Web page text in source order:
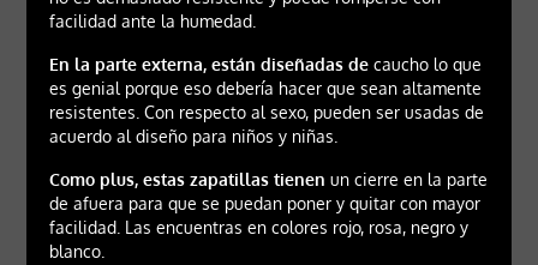
facilidad ante la humedad.
En la parte externa, están diseñadas decaucho lo que
es genial porque eso debería hacer que sean altamente
resistentes. Con respecto al sexo, pueden ser usadas de
acuerdo al diseño para niños y niñas.
Como plus, estas zapatillas tienen un cierre en la parte
de afuera para que se puedan poner y quitar con mayor
facilidad. Las encuentras en colores rojo, rosa, negro y
blanco.